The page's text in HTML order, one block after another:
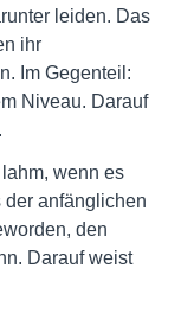
leiden. Das
ihr
Im Gegenteil:
Niveau. Darauf
wenn es
der anfänglichen
den
Darauf weist